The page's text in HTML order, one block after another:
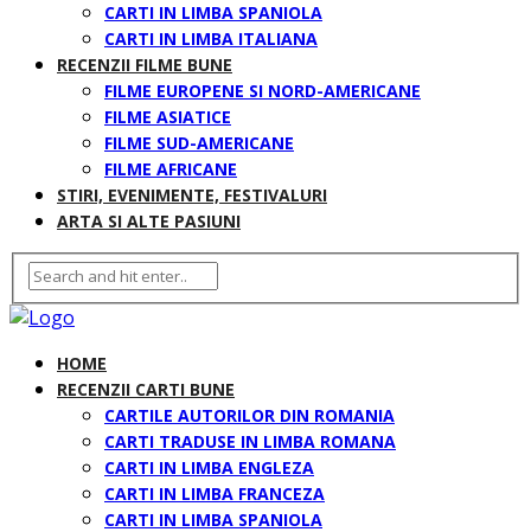
CARTI IN LIMBA SPANIOLA
CARTI IN LIMBA ITALIANA
RECENZII FILME BUNE
FILME EUROPENE SI NORD-AMERICANE
FILME ASIATICE
FILME SUD-AMERICANE
FILME AFRICANE
STIRI, EVENIMENTE, FESTIVALURI
ARTA SI ALTE PASIUNI
HOME
RECENZII CARTI BUNE
CARTILE AUTORILOR DIN ROMANIA
CARTI TRADUSE IN LIMBA ROMANA
CARTI IN LIMBA ENGLEZA
CARTI IN LIMBA FRANCEZA
CARTI IN LIMBA SPANIOLA